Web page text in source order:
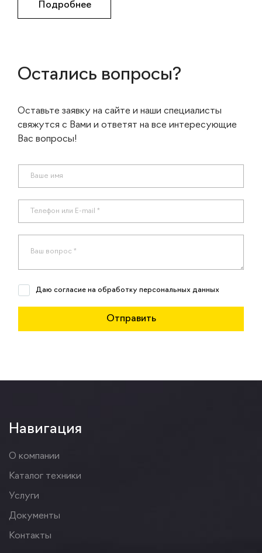
Подробнее
Остались вопросы?
Оставьте заявку на сайте и наши специалисты
свяжутся с Вами и ответят на все интересующие
Вас вопросы!
Даю согласие на обработку персональных данных
Навигация
О компании
Каталог техники
Услуги
Документы
Контакты